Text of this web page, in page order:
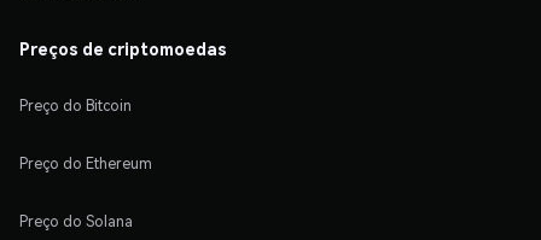
Preços de criptomoedas
Preço do Bitcoin
Preço do Ethereum
Preço do Solana